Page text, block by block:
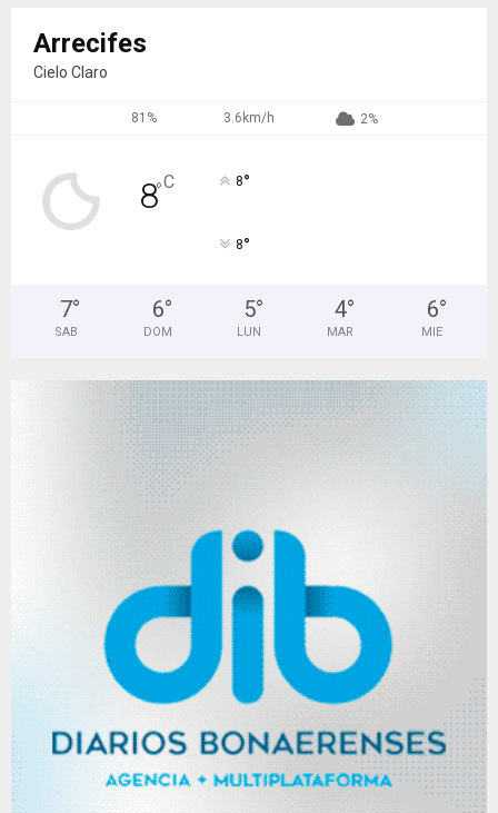
Arrecifes
Cielo Claro
81% 3.6km/h 2%
8°C 8°
8°
7°
SAB
6°
DOM
5°
LUN
4°
MAR
6°
MIE